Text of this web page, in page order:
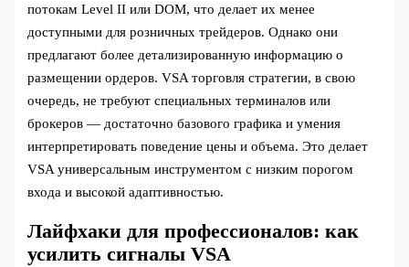
потокам Level II или DOM, что делает их менее
доступными для розничных трейдеров. Однако они
предлагают более детализированную информацию о
размещении ордеров. VSA торговля стратегии, в свою
очередь, не требуют специальных терминалов или
брокеров — достаточно базового графика и умения
интерпретировать поведение цены и объема. Это делает
VSA универсальным инструментом с низким порогом
входа и высокой адаптивностью.
Лайфхаки для профессионалов: как
усилить сигналы VSA